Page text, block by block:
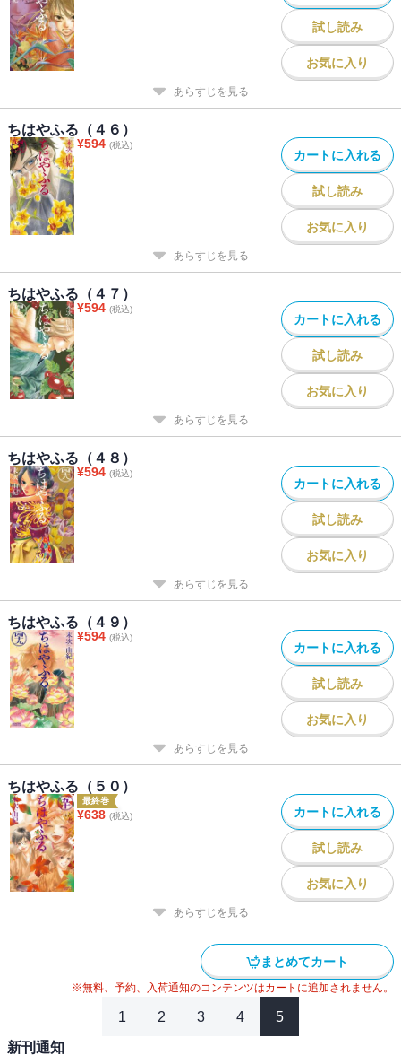
試し読み
お気に入り
あらすじを見る
ちはやふる（４６）
¥594 (税込)
カートに入れる
試し読み
お気に入り
あらすじを見る
ちはやふる（４７）
¥594 (税込)
カートに入れる
試し読み
お気に入り
あらすじを見る
ちはやふる（４８）
¥594 (税込)
カートに入れる
試し読み
お気に入り
あらすじを見る
ちはやふる（４９）
¥594 (税込)
カートに入れる
試し読み
お気に入り
あらすじを見る
ちはやふる（５０）
最終巻
¥638 (税込) カートに入れる
試し読み
お気に入り
あらすじを見る
まとめてカート
※無料、予約、入荷通知のコンテンツはカートに追加されません。
1 2 3 4 5
新刊通知